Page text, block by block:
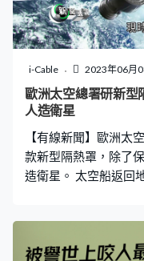
傳輸至體外的隨身電
的電極，一輪工夫令
加自然。奧斯卡姆表
終於覺得是自己在控
練習，原則上會適應
i-Cable 2023年06月
歐洲太空總署研新
人造衛星
【有線新聞】歐洲太
款新型隔熱罩，除了
造衛星。 太空船返回
種新設計，就是以摺